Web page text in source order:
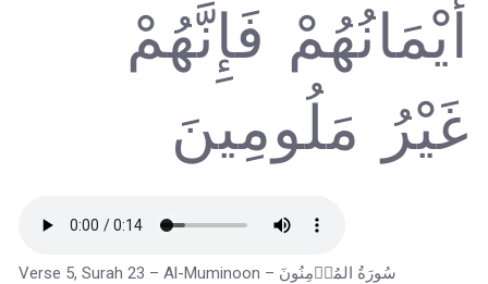
أَيْمَانُهُمْ فَإِنَّهُمْ
غَيْرُ مَلُومِينَ
Verse 5, Surah 23 – Al-Muminoon – سُورَةُ المُؤۡمِنُونَ